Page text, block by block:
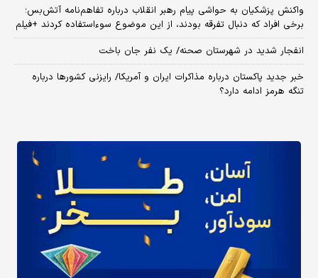
واکنش پزشکیان به حواشی پیام رهبر انقلاب درباره تفاهم‌نامه آتش‌بس؛
برخی افراد که دنبال تفرقه بودند، از این موضوع سوءاستفاده کردند +فیلم
انفجار شدید در شهرستان صحنه/ یک نفر جان باخت
خبر جدید پاکستان درباره مذاکرات ایران و آمریکا/ رایزنی کشورها درباره
تنگه هرمز ادامه دارد؟